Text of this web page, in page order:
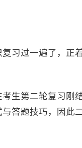
习过一遍了，正
生第二轮复习刚
答题技巧，因此